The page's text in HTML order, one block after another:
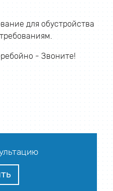
для обустройства
- Звоните!